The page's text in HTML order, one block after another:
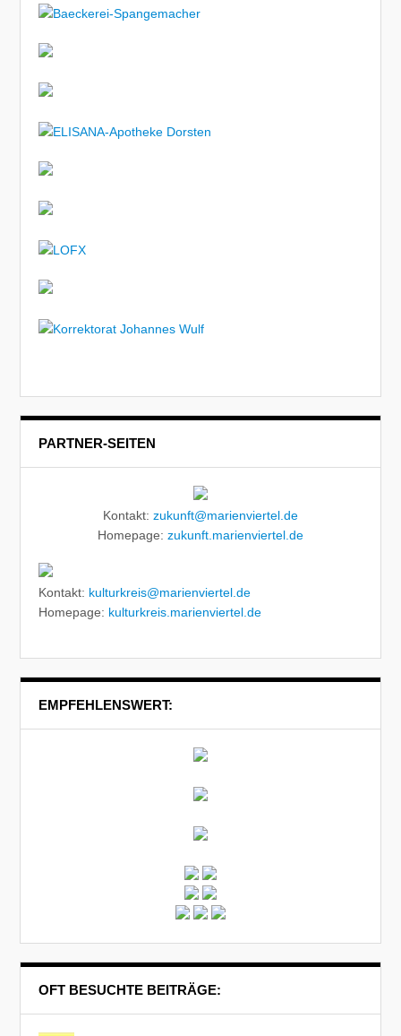
PARTNER-SEITEN
Kontakt: zukunft@marienviertel.de
Homepage: zukunft.marienviertel.de
Kontakt: kulturkreis@marienviertel.de
Homepage: kulturkreis.marienviertel.de
EMPFEHLENSWERT:
OFT BESUCHTE BEITRÄGE: